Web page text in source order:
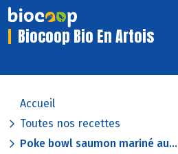
Biocoop Bio En Artois
Accueil
Toutes nos recettes
Poke bowl saumon mariné au...